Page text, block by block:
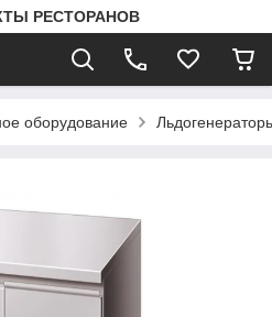
РЕСТОРАНОВ
оборудование